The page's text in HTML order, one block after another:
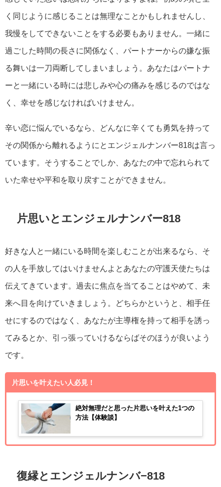
く同じように感じることは無理なことかもしれませんし、
我慢をしてできないことをする必要もありません。一緒に
過ごした時間の長さに関係なく、パートナーからの嫌な振
る舞いは一刀両断してしまいましょう。あなたはパートナ
ーと一緒にいる時には悲しみや心の痛みを感じるのではな
く、幸せを感じなければいけません。
辛い恋に悩んでいるなら、どんなに辛くても勇気を持って
その関係から離れるようにとエンジェルナンバー818は言っ
ています。そうすることでしか、あなたの中で忘れられて
いた幸せや平和を取り戻すことができません。
片思いとエンジェルナンバー818
好きな人と一緒にいる時間を楽しむことが出来るなら、そ
の人を手放してはいけませんよとあなたの守護天使たちは
伝えてきています。過去に焦点を当てることはやめて、未
来へ目を向けていきましょう。どちらかというと、相手任
せにするのではなく、あなたが主導権を持って相手を誘っ
てみるとか、引っ張っていけるならばそのほうが良いよう
です。
片思いを叶えたい人必見！
絶対無理だと思った片思いを叶えた1つの
方法【体験談】
復縁とエンジェルナンバ−818